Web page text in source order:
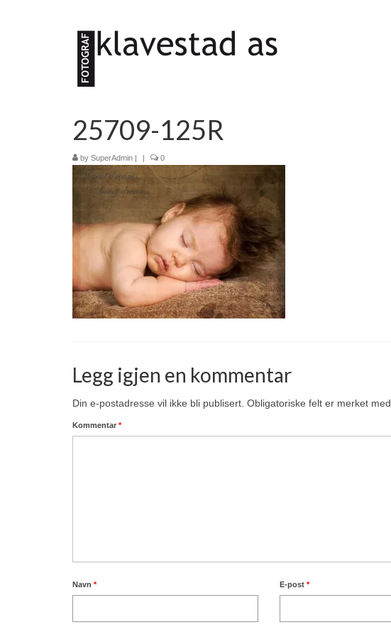
25709-125R
by SuperAdmin | | 0
Legg igjen en kommentar
Din e-postadresse vil ikke bli publisert. Obligatoriske felt er merket med
Kommentar *
Navn * E-post*